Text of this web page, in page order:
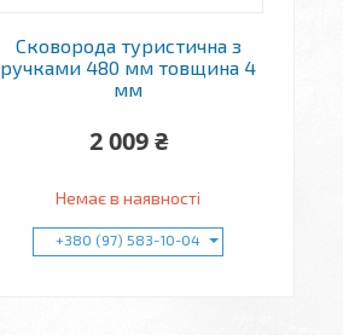
Сковорода туристична з
ручками 480 мм товщина 4
мм
2 009 ₴
Немає в наявності
+380 (97) 583-10-04